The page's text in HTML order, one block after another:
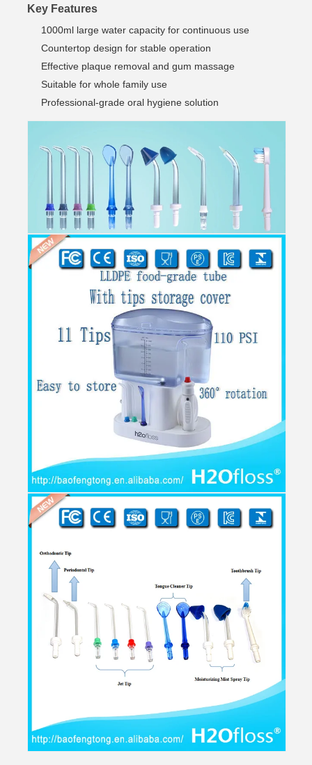
Key Features
1000ml large water capacity for continuous use
Countertop design for stable operation
Effective plaque removal and gum massage
Suitable for whole family use
Professional-grade oral hygiene solution